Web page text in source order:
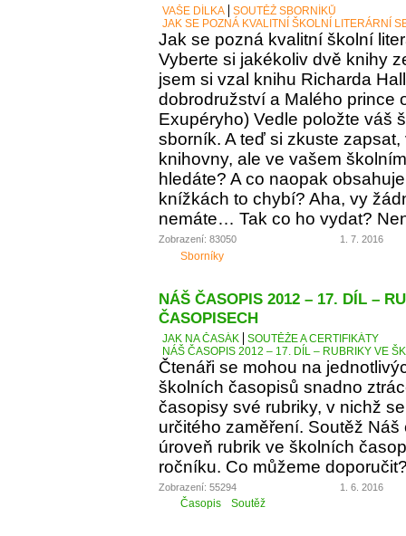
VAŠE DÍLKA
SOUTĚŽ SBORNÍKŮ
JAK SE POZNÁ KVALITNÍ ŠKOLNÍ LITERÁRNÍ
Jak se pozná kvalitní školní
Vyberte si jakékoliv dvě knihy
jsem si vzal knihu Richarda
dobrodružství a Malého prince
Exupéryho) Vedle položte váš
sborník. A teď si zkuste
knihovny, ale ve vašem
hledáte? A co naopak
knížkách to chybí? Aha, vy
nemáte… Tak co ho vydat?
Zobrazení: 83050 1. 7. 2016
Sborníky
NÁŠ ČASOPIS 2012 – 17. DÍL –
ČASOPISECH
JAK NA ČASÁK
SOUTĚŽE A CERTIFIKÁTY
NÁŠ ČASOPIS 2012 – 17. DÍL – RUBRIKY VE
Čtenáři se mohou na
školních časopisů snadno
časopisy své rubriky, v nichž
určitého zaměření. Soutěž
úroveň rubrik ve školních
ročníku. Co můžeme
Zobrazení: 55294 1. 6. 2016
Časopis Soutěž